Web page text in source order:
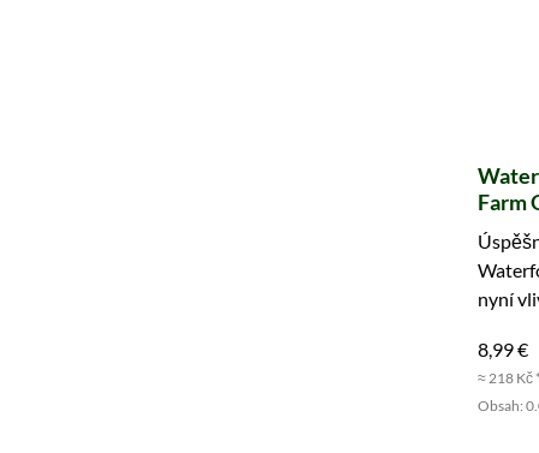
Farm
nyní
8,99 €
≈ 218 Kč
Obsah: